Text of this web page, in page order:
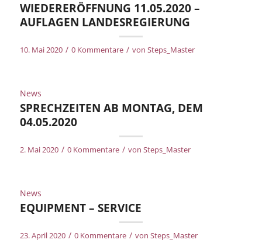
WIEDERERÖFFNUNG 11.05.2020 –
AUFLAGEN LANDESREGIERUNG
10. Mai 2020 / 0 Kommentare / von Steps_Master
News
SPRECHZEITEN AB MONTAG, DEM
04.05.2020
2. Mai 2020 / 0 Kommentare / von Steps_Master
News
EQUIPMENT – SERVICE
23. April 2020 / 0 Kommentare / von Steps_Master